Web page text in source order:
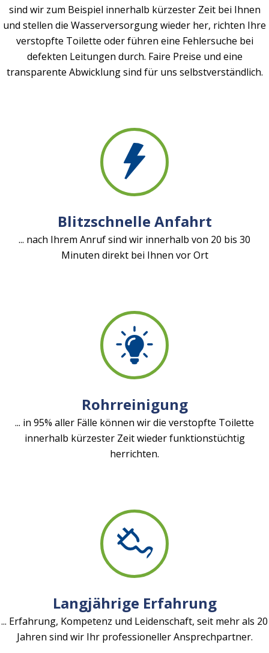
sind wir zum Beispiel innerhalb kürzester Zeit bei Ihnen
und stellen die Wasserversorgung wieder her, richten Ihre
verstopfte Toilette oder führen eine Fehlersuche bei
defekten Leitungen durch. Faire Preise und eine
transparente Abwicklung sind für uns selbstverständlich.
Blitzschnelle Anfahrt
... nach Ihrem Anruf sind wir innerhalb von 20 bis 30
Minuten direkt bei Ihnen vor Ort
Rohrreinigung
... in 95% aller Fälle können wir die verstopfte Toilette
innerhalb kürzester Zeit wieder funktionstüchtig
herrichten.
Langjährige Erfahrung
... Erfahrung, Kompetenz und Leidenschaft, seit mehr als 20
Jahren sind wir Ihr professioneller Ansprechpartner.